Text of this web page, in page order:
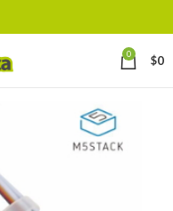
0 $0